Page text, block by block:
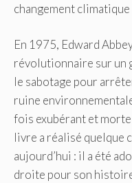
changement climatique
En 1975, Edward
révolutionnaire sur un
le sabotage pour
ruine
fois exubérant et
livre a réalisé quelque
aujourd’hui : il a été
droite pour son